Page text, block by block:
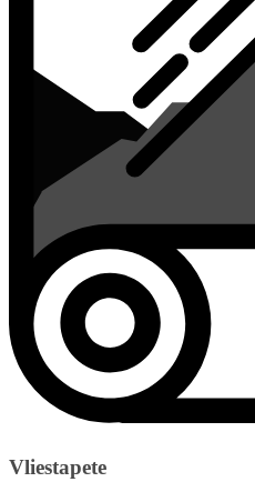
Vliestapete